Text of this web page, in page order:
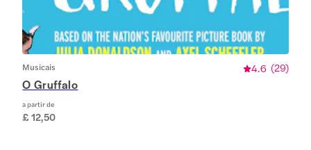
Musicais 4.6 (29)
O Gruffalo
a partir de
£ 12,50